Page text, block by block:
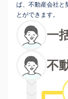
ば、不動産会社と
とができます。
一
不